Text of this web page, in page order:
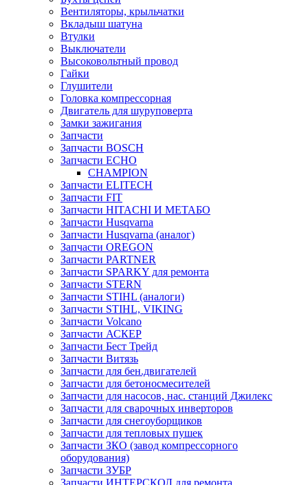
Вентиляторы, крыльчатки
Вкладыш шатуна
Втулки
Выключатели
Высоковольтный провод
Гайки
Глушители
Головка компрессорная
Двигатель для шуруповерта
Замки зажигания
Запчасти
Запчасти BOSCH
Запчасти ECHO
CHAMPION
Запчасти ELITECH
Запчасти FIT
Запчасти HITACHI И МЕТАБО
Запчасти Husqvarna
Запчасти Husqvarna (аналог)
Запчасти OREGON
Запчасти PARTNER
Запчасти SPARKY для ремонта
Запчасти STERN
Запчасти STIHL (аналоги)
Запчасти STIHL, VIKING
Запчасти Volcano
Запчасти АСКЕР
Запчасти Бест Трейд
Запчасти Витязь
Запчасти для бен.двигателей
Запчасти для бетоносмесителей
Запчасти для насосов, нас. станций Джилекс
Запчасти для сварочных инверторов
Запчасти для снегоуборщиков
Запчасти для тепловых пушек
Запчасти ЗКО (завод компрессорного
оборудования)
Запчасти ЗУБР
Запчасти ИНТЕРСКОЛ для ремонта